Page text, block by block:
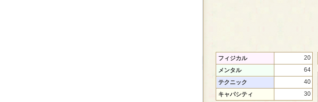
フィジカル
20
メンタル
64
テクニック
40
キャパシティ
30